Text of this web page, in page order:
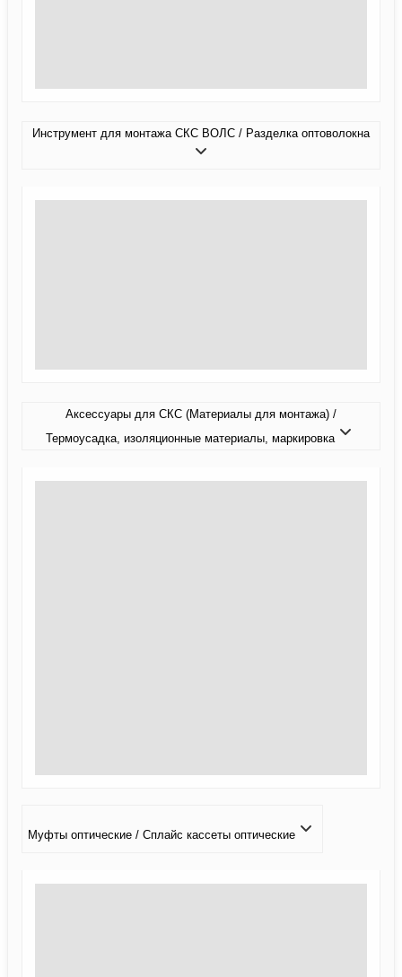
Инструмент для монтажа СКС ВОЛС / Разделка оптоволокна
Аксессуары для СКС (Материалы для монтажа) /
Термоусадка, изоляционные материалы, маркировка
Муфты оптические / Сплайс кассеты оптические